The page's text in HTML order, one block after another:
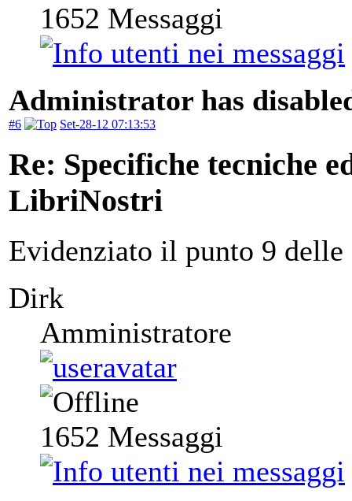
1652 Messaggi
Administrator has
#6 Set-28-12 07:13:53
Re: Specifiche tecniche
LibriNostri
Evidenziato il punto 9 delle
Dirk
Amministratore
1652 Messaggi